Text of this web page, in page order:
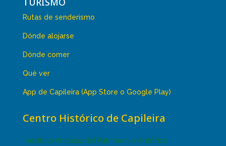
Rutas de senderismo
Dónde alojarse
Dónde comer
Qué ver
App de Capileira (App Store o Google Play)
Centro Histórico de Capileira